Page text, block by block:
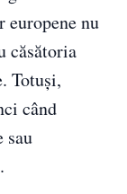
nu
căsătoria
Totuși,
când
sau